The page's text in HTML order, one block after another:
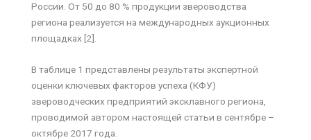
России. От 50 до 80 % продукции звероводства
региона реализуется на международных аукционных
площадках [2].
В таблице 1 представлены результаты экспертной
оценки ключевых факторов успеха (КФУ)
звероводческих предприятий эксклавного региона,
проводимой автором настоящей статьи в сентябре –
октябре 2017 года.